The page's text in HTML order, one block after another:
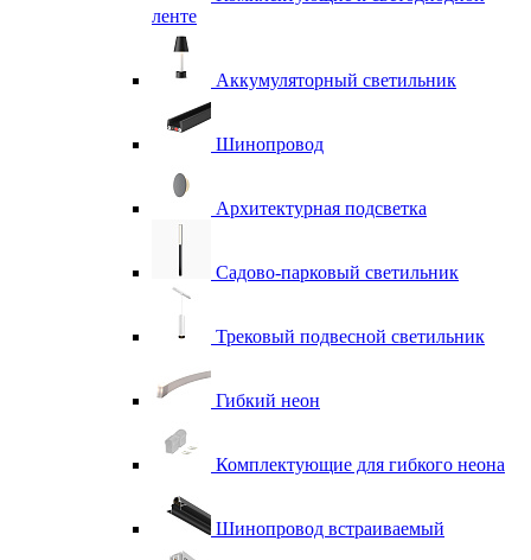
ленте
Аккумуляторный светильник
Шинопровод
Архитектурная подсветка
Садово-парковый светильник
Трековый подвесной светильник
Гибкий неон
Комплектующие для гибкого неона
Шинопровод встраиваемый